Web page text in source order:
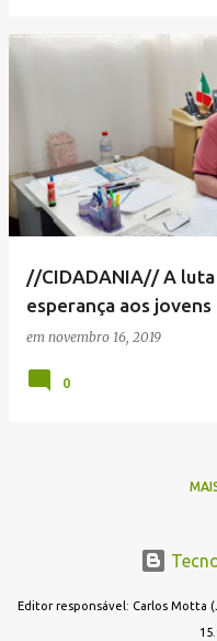
//CIDADANIA// A luta
esperança aos jovens
em novembro 16, 2019
0
Editor responsável: Carlos Motta